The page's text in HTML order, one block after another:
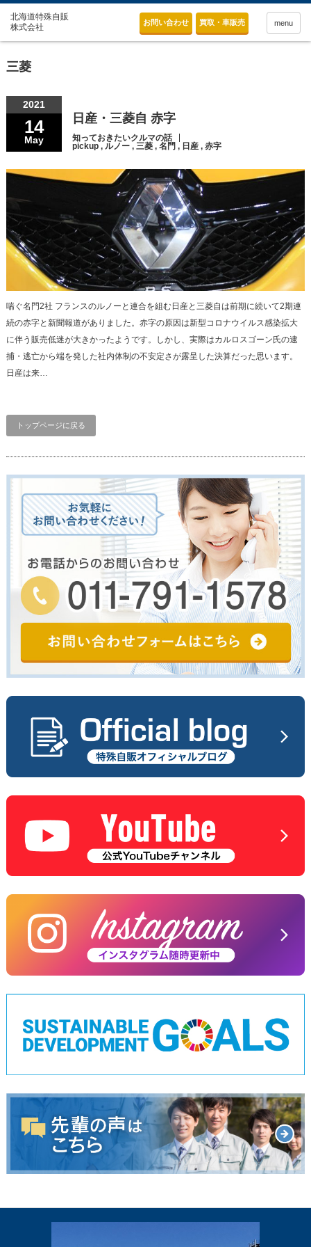
お問い合わせ 買取・車販売 menu
三菱
2021
14
May
日産・三菱自 赤字
知っておきたいクルマの話
pickup, ルノー, 三菱, 名門 , 日産, 赤字
喘ぐ名門2社 フランスのルノーと連合を組む日産と三菱自は前期に続いて2期連
続の赤字と新聞報道がありました。赤字の原因は新型コロナウイルス感染拡大
に伴う販売低迷が大きかったようです。しかし、実際はカルロスゴーン氏の逮
捕・逃亡から端を発した社内体制の不安定さが露呈した決算だった思います。
日産は来…
トップページに戻る